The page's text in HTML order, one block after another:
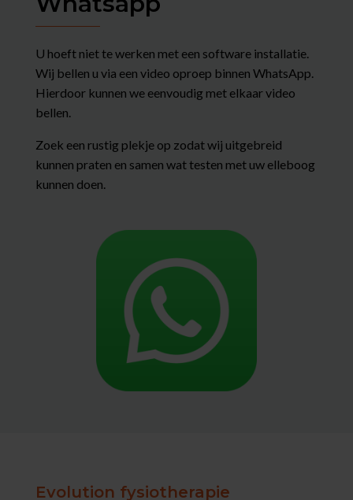
U hoeft niet te werken met een software installatie.
Wij bellen u via een video oproep binnen WhatsApp.
Hierdoor kunnen we eenvoudig met elkaar video
bellen.
Zoek een rustig plekje op zodat wij uitgebreid
kunnen praten en samen wat testen met uw elleboog
kunnen doen.
Evolution fysiotherapie